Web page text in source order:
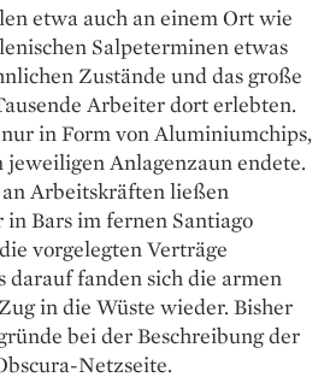
etwa auch an einem Ort wie
Salpeterminen etwas
­Zustände und das große
Arbeiter dort erlebten.
nur in Form von Aluminiumchips,
Anlagenzaun endete.
Arbeitskräften ließen
Bars im fernen Santiago
vorgelegten Verträge
darauf fanden sich die armen
in die Wüste wieder. Bisher
bei der Beschreibung der
Netzseite.